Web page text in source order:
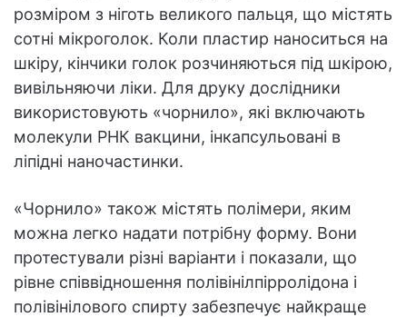
розміром з ніготь великого пальця, що містять
сотні мікроголок. Коли пластир наноситься на
шкіру, кінчики голок розчиняються під шкірою,
вивільняючи ліки. Для друку дослідники
використовують «чорнило», які включають
молекули РНК вакцини, інкапсульовані в
ліпідні наночастинки.
«Чорнило» також містять полімери, яким
можна легко надати потрібну форму. Вони
протестували різні варіанти і показали, що
рівне співвідношення полівінілпірролідона і
полівінілового спирту забезпечує найкраще